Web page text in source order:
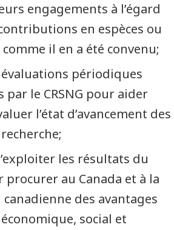
engagements à l’égard
en espèces ou
il en a été convenu;
périodiques
par le CRSNG pour aider
l’état d’avancement des
les résultats du
au Canada et à la
des avantages
social et